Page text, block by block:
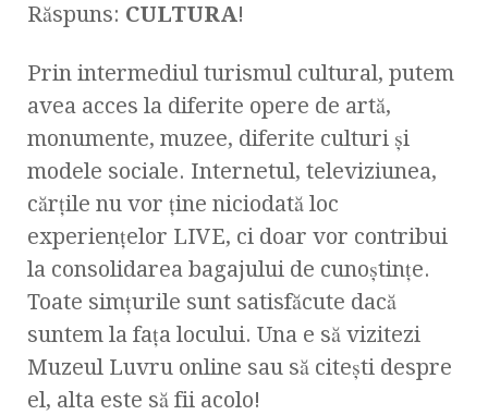
Răspuns: CULTURA!
Prin intermediul turismul cultural, putem
avea acces la diferite opere de artă,
monumente, muzee, diferite culturi şi
modele sociale. Internetul, televiziunea,
cărţile nu vor ţine niciodată loc
experienţelor LIVE, ci doar vor contribui
la consolidarea bagajului de cunoştinţe.
Toate simţurile sunt satisfăcute dacă
suntem la faţa locului. Una e să vizitezi
Muzeul Luvru online sau să citeşti despre
el, alta este să fii acolo!